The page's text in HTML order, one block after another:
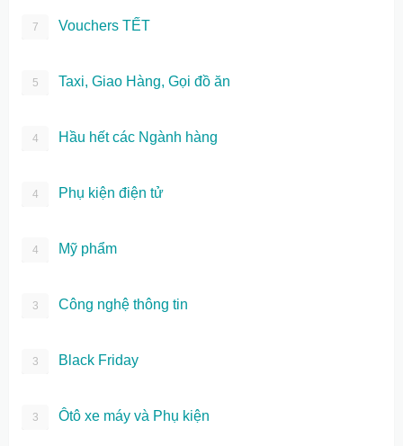
7 Vouchers TẾT
5 Taxi, Giao Hàng, Gọi đồ ăn
4 Hầu hết các Ngành hàng
4 Phụ kiện điện tử
4 Mỹ phẩm
3 Công nghệ thông tin
3 Black Friday
3 Ôtô xe máy và Phụ kiện